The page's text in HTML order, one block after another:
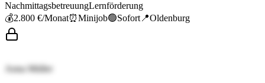
NachmittagsbetreuungLernförderung
💰2.800 €/Monat⏰Minijob🟢Sofort 📍Oldenburg
Anna Müller